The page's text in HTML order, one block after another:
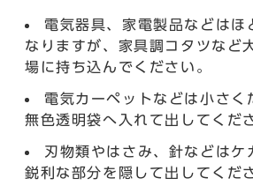
電気器具、家電製品などはほ
なりますが、家具調コタツなど
場に持ち込んでください。
電気カーペットなどは小さく
無色透明袋へ入れて出してくだ
刃物類やはさみ、針などはケ
鋭利な部分を隠して出してくだ